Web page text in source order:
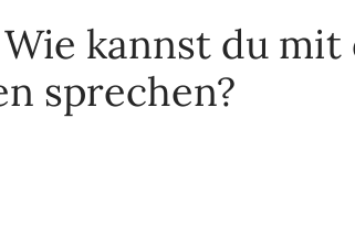
kannst du mit
sprechen?